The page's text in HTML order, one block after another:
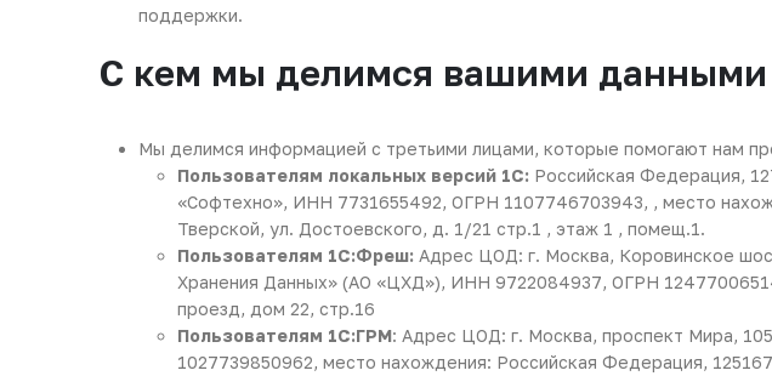
поддержки.
С кем мы делимся вашими данными
Мы делимся информацией с третьими лицами, которые помогают нам
Пользователям локальных версий 1С: Российская Федерация,
«Софтехно», ИНН 7731655492, ОГРН 1107746703943, , место
Тверской, ул. Достоевского, д. 1/21 стр.1 , этаж 1 , помещ.1.
Пользователям 1С:Фреш: Адрес ЦОД: г. Москва, Коровинское
Хранения Данных» (АО «ЦХД»), ИНН 9722084937, ОГРН
проезд, дом 22, стр.16
Пользователям 1С:ГРМ: Адрес ЦОД: г. Москва, проспект Мира,
1027739850962, место нахождения: Российская Федерация,